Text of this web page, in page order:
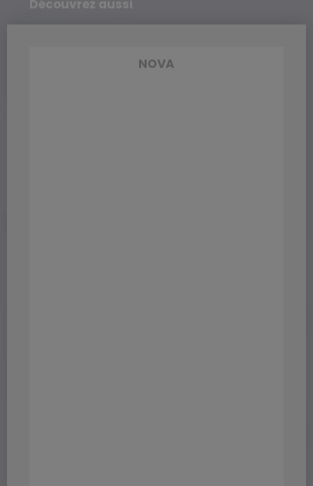
Découvrez aussi
NOVA